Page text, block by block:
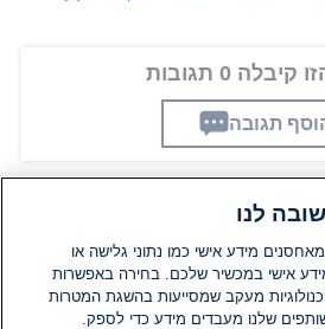
0 תגובות
תגובה
הראשון להגיב
לנו
מאחסנים מידע אישי כמו נתוני גלישה או
למידע אישי במכשיר שלכם. בחירה באפשרות
מעקב שמסייעות בהשגת המטרות
שלנו מעבדים מידע כדי לספק.